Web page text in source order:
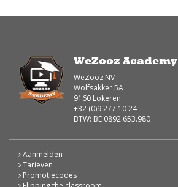
WeZooz Academy
WeZooz NV
Wolfsakker 5A
9160 Lokeren
+32 (0)9 277 10 24
BTW: BE 0892.653.980
Aanmelden
Tarieven
Promotiecodes